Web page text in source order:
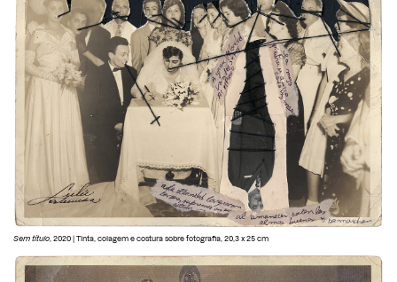
Sem título , 2020 | Tinta, colagem e costura sobre fotografia, 20,3 x 25 cm